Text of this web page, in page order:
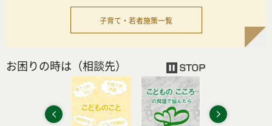
子育て・若者施策一覧
お困りの時は（相談先）
前へ